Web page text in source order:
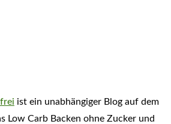
ist ein unabhängiger Blog auf dem
Low Carb Backen ohne Zucker und